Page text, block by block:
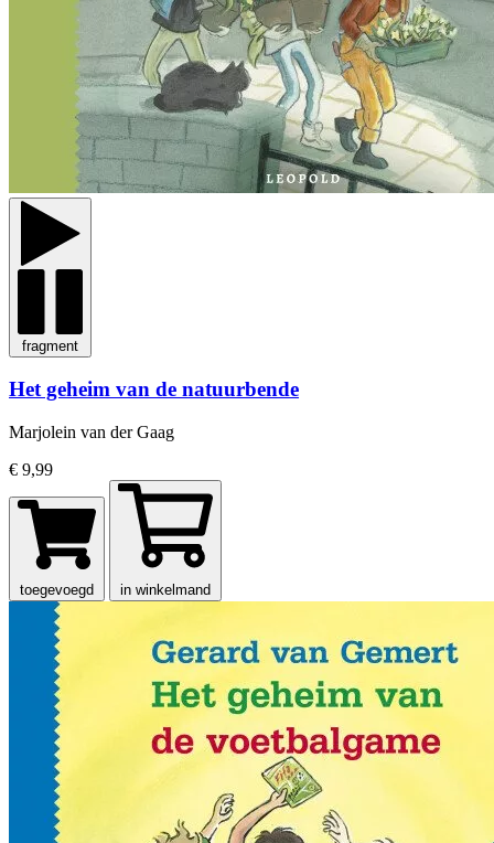
fragment
Het geheim van de natuurbende
Marjolein van der Gaag
€ 9,99
toegevoegd in winkelmand